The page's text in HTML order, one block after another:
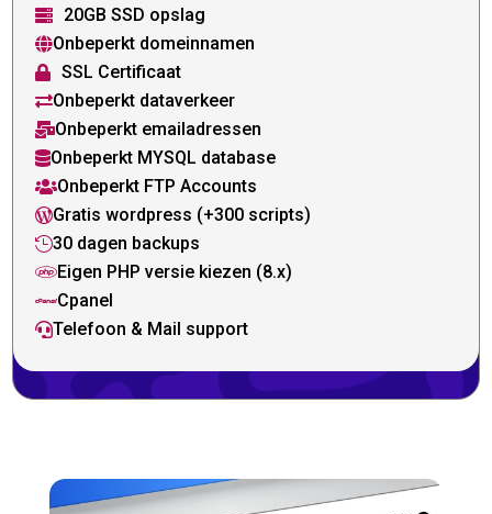
 20GB SSD opslag
Onbeperkt domeinnamen
 SSL Certificaat
Onbeperkt dataverkeer
Onbeperkt emailadressen
Onbeperkt MYSQL database
Onbeperkt FTP Accounts
Gratis wordpress (+300 scripts)
30 dagen backups
Eigen PHP versie kiezen (8.x)
Cpanel
Telefoon & Mail support